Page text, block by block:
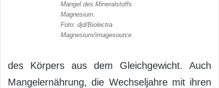
Mangel des Mineralstoffs
Magnesium.
Foto: djd/Biolectra
Magnesium/imagesource
des Körpers aus dem Gleichgewicht. Auch
Mangelernährung, die Wechseljahre mit ihren